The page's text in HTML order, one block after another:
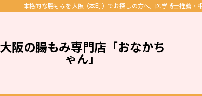
本格的な腸もみを大阪（本町）でお探しの方へ。医学博士推薦・
大阪の腸もみ専門店「おなかち
ゃん」